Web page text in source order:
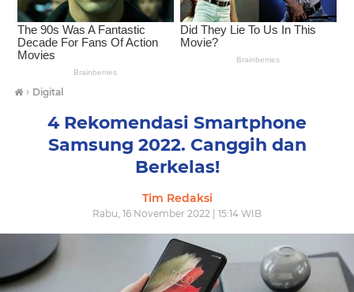
› Digital
4 Rekomendasi Smartphone
Samsung 2022. Canggih dan
Berkelas!
Tim Redaksi
Rabu, 16 November 2022 | 15:14 WIB